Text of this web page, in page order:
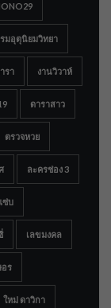
มอุตุนิยมวิทยา
รา งานวิวาห์
ดาราสาว
ตรวจหวย
ละครช่อง 3
ซ่บ
เลขมงคล
ร
ใหม่ ดาวิกา